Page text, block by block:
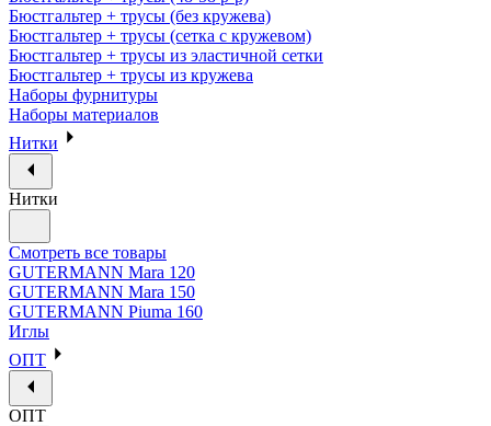
Бюстгальтер + трусы (без кружева)
Бюстгальтер + трусы (сетка с кружевом)
Бюстгальтер + трусы из эластичной сетки
Бюстгальтер + трусы из кружева
Наборы фурнитуры
Наборы материалов
Нитки
Нитки
Смотреть все товары
GUTERMANN Mara 120
GUTERMANN Mara 150
GUTERMANN Piuma 160
Иглы
ОПТ
ОПТ